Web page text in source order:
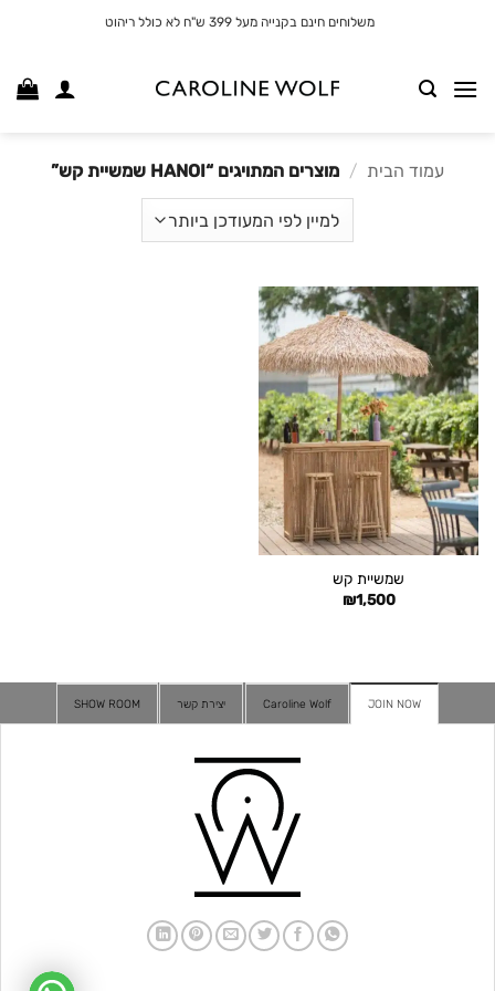
משלוחים חינם בקנייה מעל 399 ש"ח לא כולל ריהוט
עמוד הבית / מוצרים המתויגים “HANOI שמשיית קש”
שמשיית קש
₪1,500
JOIN NOW
Caroline Wolf יצירת קשר SHOW ROOM